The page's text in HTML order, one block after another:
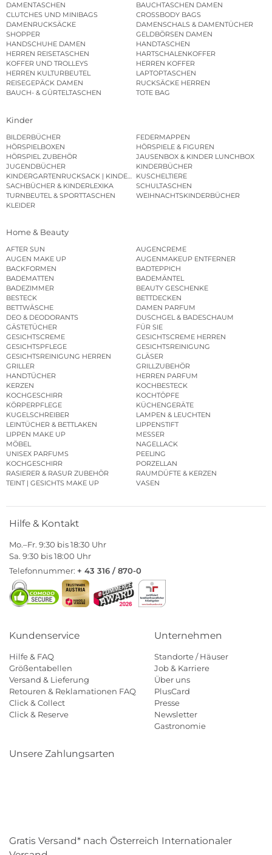
DAMENTASCHEN
BAUCHTASCHEN DAMEN
CLUTCHES UND MINIBAGS
CROSSBODY BAGS
DAMENRUCKSÄCKE
DAMENSCHALS & DAMENTÜCHER
SHOPPER
GELDBÖRSEN DAMEN
HANDSCHUHE DAMEN
HANDTASCHEN
HERREN REISETASCHEN
HARTSCHALENKOFFER
KOFFER UND TROLLEYS
HERREN KOFFER
HERREN KULTURBEUTEL
LAPTOPTASCHEN
REISEGEPÄCK DAMEN
RUCKSÄCKE HERREN
BAUCH- & GÜRTELTASCHEN
TOTE BAG
Kinder
BILDERBÜCHER
FEDERMAPPEN
HÖRSPIELBOXEN
HÖRSPIELE & FIGUREN
HÖRSPIEL ZUBEHÖR
JAUSENBOX & KINDER LUNCHBOX
JUGENDBÜCHER
KINDERBÜCHER
KINDERGARTENRUCKSACK | KINDERGARTENBEUTEL
KUSCHELTIERE
SACHBÜCHER & KINDERLEXIKA
SCHULTASCHEN
TURNBEUTEL & SPORTTASCHEN
WEIHNACHTSKINDERBÜCHER
KLEIDER
Home & Beauty
AFTER SUN
AUGENCREME
AUGEN MAKE UP
AUGENMAKEUP ENTFERNER
BACKFORMEN
BADTEPPICH
BADEMATTEN
BADEMÄNTEL
BADEZIMMER
BEAUTY GESCHENKE
BESTECK
BETTDECKEN
BETTWÄSCHE
DAMEN PARFUM
DEO & DEODORANTS
DUSCHGEL & BADESCHAUM
GÄSTETÜCHER
FÜR SIE
GESICHTSCREME
GESICHTSCREME HERREN
GESICHTSPFLEGE
GESICHTSREINIGUNG
GESICHTSREINIGUNG HERREN
GLÄSER
GRILLER
GRILLZUBEHÖR
HANDTÜCHER
HERREN PARFUM
KERZEN
KOCHBESTECK
KOCHGESCHIRR
KOCHTÖPFE
KÖRPERPFLEGE
KÜCHENGERÄTE
KUGELSCHREIBER
LAMPEN & LEUCHTEN
LEINTÜCHER & BETTLAKEN
LIPPENSTIFT
LIPPEN MAKE UP
MESSER
MÖBEL
NAGELLACK
UNISEX PARFUMS
PEELING
KOCHGESCHIRR
PORZELLAN
RASIERER & RASUR ZUBEHÖR
RAUMDÜFTE & KERZEN
TEINT | GESICHTS MAKE UP
VASEN
Hilfe & Kontakt
Mo.–Fr. 9:30 bis 18:30 Uhr
Sa. 9:30 bis 18:00 Uhr
Telefonnummer: + 43 316 / 870-0
Kundenservice
Hilfe & FAQ
Größentabellen
Versand & Lieferung
Retouren & Reklamationen FAQ
Click & Collect
Click & Reserve
Unternehmen
Standorte / Häuser
Job & Karriere
Über uns
PlusCard
Presse
Newsletter
Gastronomie
Unsere Zahlungsarten
Gratis Versand* nach Österreich Internationaler